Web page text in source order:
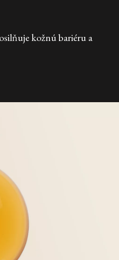
kožnú bariéru a